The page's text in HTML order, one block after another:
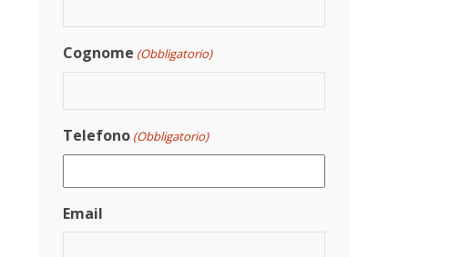
Cognome (Obbligatorio)
Telefono (Obbligatorio)
Email